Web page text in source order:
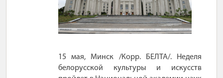
15 мая, Минск /Корр. БЕЛТА/. Неделя
белорусской культуры и искусств